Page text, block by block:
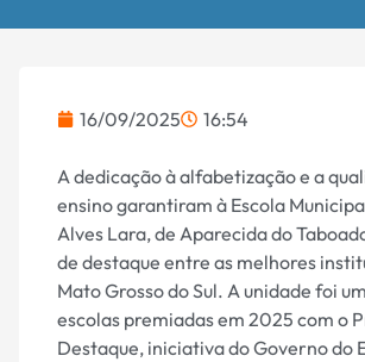
16/09/2025 16:54
A dedicação à alfabetização e a
ensino garantiram à Escola
Alves Lara, de Aparecida do
de destaque entre as melhores
Mato Grosso do Sul. A unidade foi
escolas premiadas em 2025 com o
Destaque, iniciativa do Governo do